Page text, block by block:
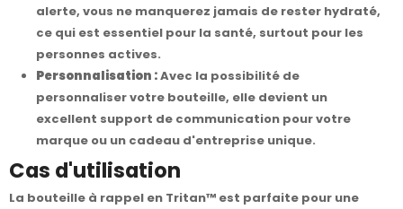
alerte, vous ne manquerez jamais de rester hydraté,
ce qui est essentiel pour la santé, surtout pour les
personnes actives.
Personnalisation :Avec la possibilité de
personnaliser votre bouteille, elle devient un
excellent support de communication pour votre
marque ou un cadeau d'entreprise unique.
Cas d'utilisation
La bouteille à rappel en Tritan™ est parfaite pour une